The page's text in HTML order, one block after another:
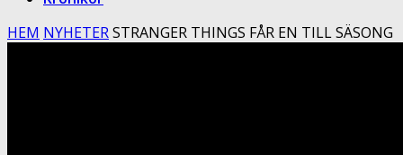
HEM NYHETERSTRANGER THINGS FÅR EN TILL SÄSONG